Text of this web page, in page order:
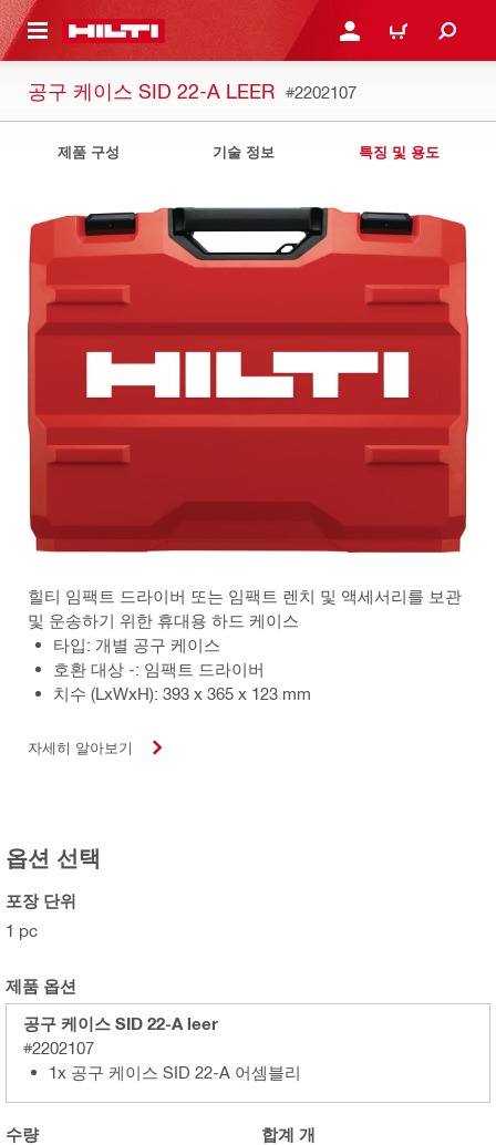
으로 건너뛰기 로그인 또는 회원가입
장바구니
공구 케이스 SID 22-A LEER #2202107
제품 구성 기술 정보 특징 및 용도
힐티 임팩트 드라이버 또는 임팩트 렌치 및 액세서리를 보관
및 운송하기 위한 휴대용 하드 케이스
타입: 개별 공구 케이스
호환 대상 -: 임팩트 드라이버
치수 (LxWxH): 393 x 365 x 123 mm
자세히 알아보기
옵션 선택
포장 단위
1 pc
제품 옵션
공구 케이스 SID 22-A leer
#2202107
1x 공구 케이스 SID 22-A 어셈블리
수량 합계 개